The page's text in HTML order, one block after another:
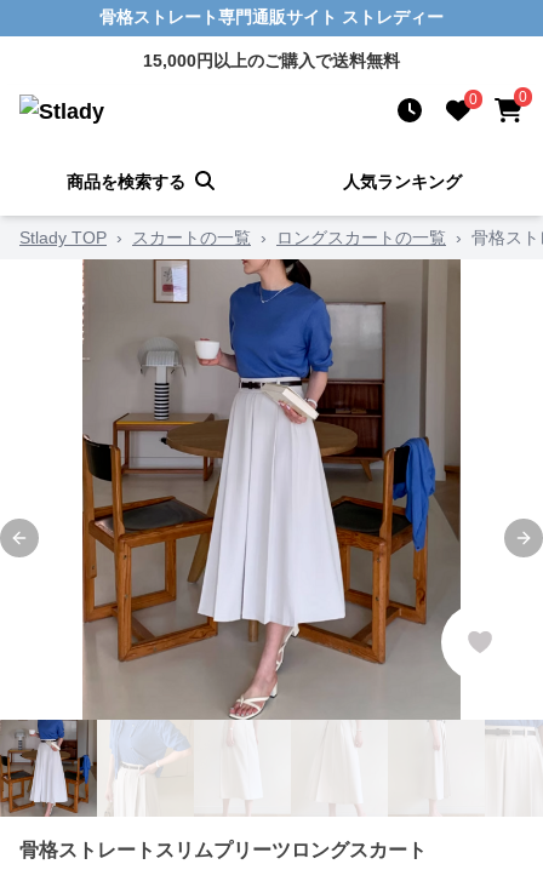
骨格ストレート専門通販サイト ストレディー
15,000円以上のご購入で送料無料
0 0
商品を検索する 人気ランキング
Stlady TOP › スカートの一覧 › ロングスカートの一覧 › 骨格ス
Previous slide
骨格ストレートスリムプリーツロングスカート